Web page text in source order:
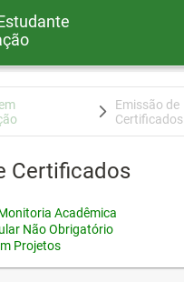
Emissão de
Certificados
Certificados
Acadêmica
Não Obrigatório
Projetos